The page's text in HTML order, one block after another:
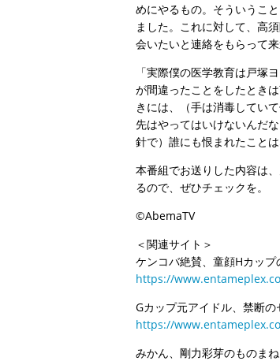
めにやるもの。そういうこ
ました。これに対して、高
会いたいと連絡をもらって
「実際僕の医学教育は戸塚
が間違ったことをしたとき
きには、（手は消毒してい
先はやってはいけないんだ
針で）誰にも恨まれたこと
本番組でお送りした内容は
るので、ぜひチェックを。
©AbemaTV
＜関連サイト＞
ケンコバ絶賛、童顔Hカップ
https://
Gカップ元アイドル、禁断
https://
みかん、剛力彩芽のものま